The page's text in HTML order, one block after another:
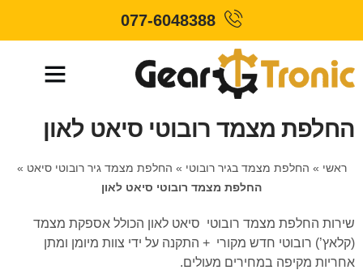
077-6048388
החלפת מצמד רובוטי סיאט לאון
ראשי » החלפת מצמד בגיר רובוטי » החלפת מצמד גיר רובוטי סיאט »
החלפת מצמד רובוטי סיאט לאון
שירות החלפת מצמד רובוטי סיאט לאון הכולל אספקת מצמד
(קלאץ’) רובוטי חדש מקורי + התקנה על ידי צוות מיומן ומתן
אחריות מקיפה במחירים מעולים.